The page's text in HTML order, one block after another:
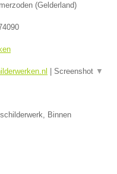
(Gelderland)
Screenshot ▼
Binnen